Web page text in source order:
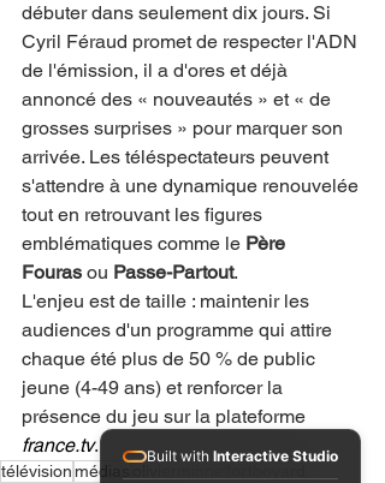
débuter dans seulement dix jours. Si
Cyril Féraud promet de respecter l'ADN
de l'émission, il a d'ores et déjà
annoncé des « nouveautés » et « de
grosses surprises » pour marquer son
arrivée. Les téléspectateurs peuvent
s'attendre à une dynamique renouvelée
tout en retrouvant les figures
emblématiques comme le Père
Fouras ou Passe-Partout.
L'enjeu est de taille : maintenir les
audiences d'un programme qui attire
chaque été plus de 50 % de public
jeune (4-49 ans) et renforcer la
présence du jeu sur la plateforme
france.tv.
télévision médias
Built with Interactive Studio